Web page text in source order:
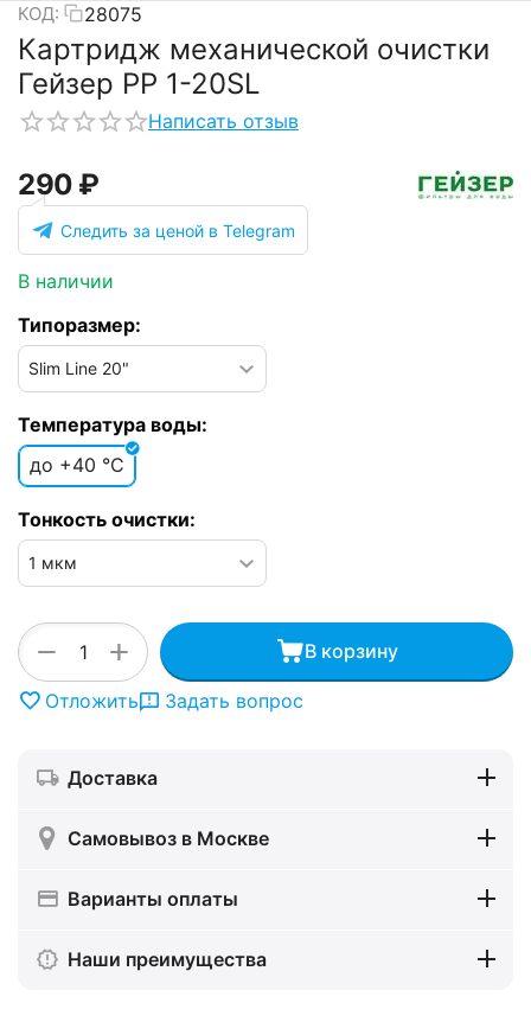
КОД: 28075
Картридж механической очистки
Гейзер PP 1-20SL
Написать отзыв
‍290‍ ₽
Следить за ценой в Telegram
В наличии
Типоразмер:
Температура воды:
до +40 °C
Тонкость очистки:
+
− В корзину
Отложить Задать вопрос
Доставка
Самовывоз в Москве
Варианты оплаты
Наши преимущества